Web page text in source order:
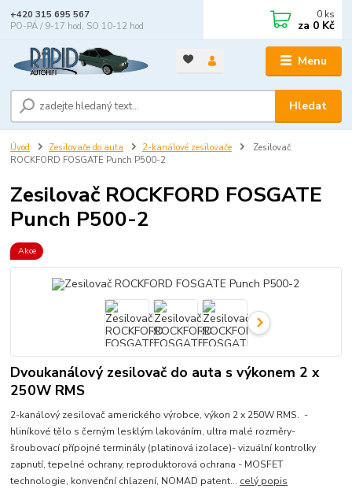
Menu
Hledat
+420 315 695 567
PO-PÁ / 9-17 hod, SO 10-12 hod
0 ks
za 0 Kč
Úvod Zesilovače do auta 2-kanálové zesilovače
Zesilovač
ROCKFORD FOSGATE Punch P500-2
Zesilovač ROCKFORD FOSGATE
Punch P500-2
Akce
Dvoukanálový zesilovač do auta s výkonem 2 x
250W RMS
2-kanálový zesilovač amerického výrobce, výkon 2 x 250W RMS. -
hliníkové tělo s černým lesklým lakováním, ultra malé rozměry-
šroubovací přípojné terminály (platinová izolace)- vizuální kontrolky
zapnutí, tepelné ochrany, reproduktorová ochrana - MOSFET
technologie, konvenční chlazení, NOMAD patent... celý popis